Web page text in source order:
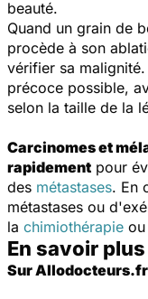
beauté.
Quand un grain de
procède à son
vérifier sa
précoce possible,
selon la taille de la
Carcinomes et
rapidement pour
des métastases. En
métastases ou
la chimiothérapie
En savoir plus
Sur Allodocteurs.fr